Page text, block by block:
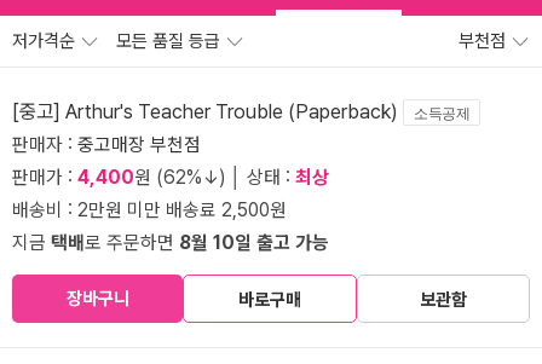
저가격순 모든 품질 등급 부천점
[중고] Arthur's Teacher Trouble (Paperback) 소득공제
판매자 : 중고매장 부천점
판매가 : 4,400원 (62%↓) │ 상태 : 최상
배송비 : 2만원 미만 배송료 2,500원
지금 택배로 주문하면 8월 10일 출고 가능
장바구니 바로구매 보관함